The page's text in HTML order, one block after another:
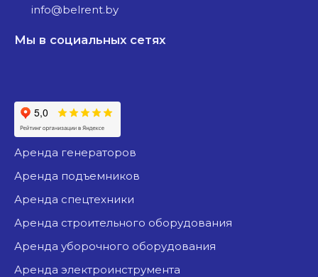
info@belrent.by
Мы в социальных сетях
аренда генераторов
аренда подъемников
аренда спецтехники
аренда строительного оборудования
аренда уборочного оборудования
аренда электроинструмента